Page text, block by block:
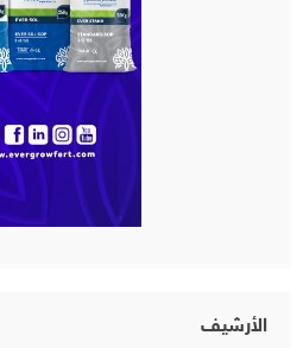
الأرشيف